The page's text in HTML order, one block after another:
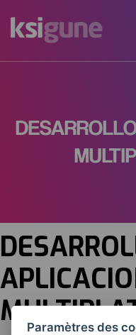
Paramètres des